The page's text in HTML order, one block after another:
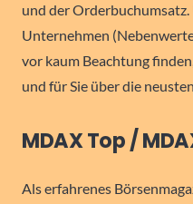
und der Orderbuchumsatz.
Unternehmen
vor kaum Beachtung
und für Sie über die
MDAX Top /
Als erfahrenes